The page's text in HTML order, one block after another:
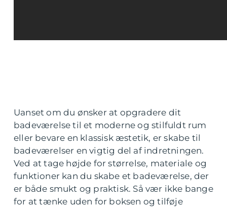
Uanset om du ønsker at opgradere dit
badeværelse til et moderne og stilfuldt rum
eller bevare en klassisk æstetik, er skabe til
badeværelser en vigtig del af indretningen.
Ved at tage højde for størrelse, materiale og
funktioner kan du skabe et badeværelse, der
er både smukt og praktisk. Så vær ikke bange
for at tænke uden for boksen og tilføje